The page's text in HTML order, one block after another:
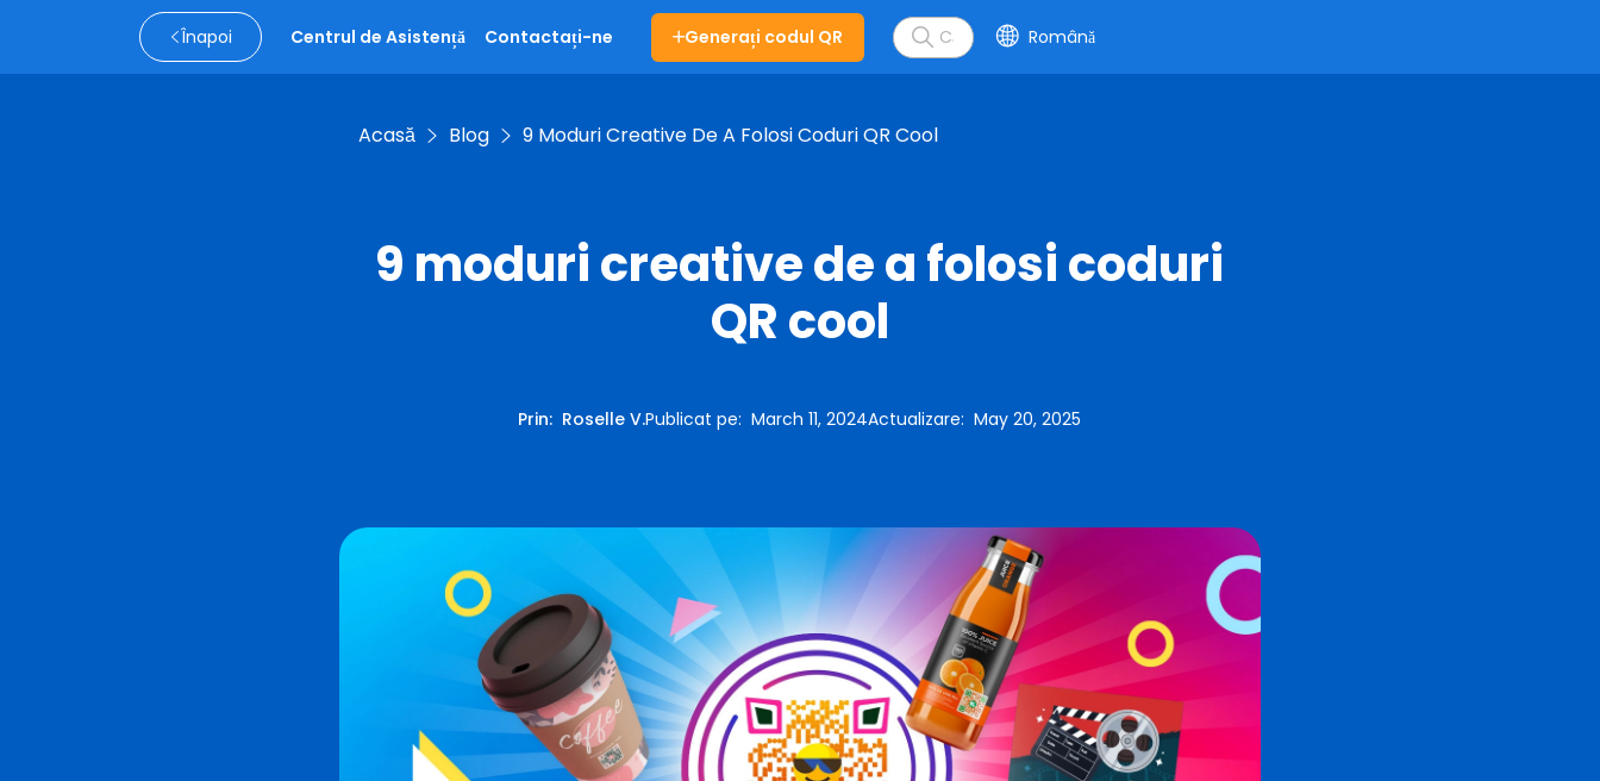
Înapoi Centrul de Asistență Contactați-ne Generați codul QR Română
Acasă Blog 9 Moduri Creative De A Folosi Coduri QR Cool
9 moduri creative de a folosi coduri
QR cool
Prin: Roselle V.Publicat pe:March 11, 2024Actualizare:May 20, 2025